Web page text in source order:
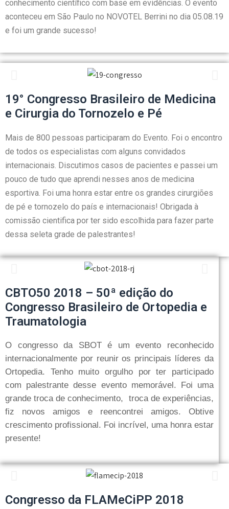
conhecimento científico com base em evidências. O evento
aconteceu em São Paulo no NOVOTEL Berrini no dia 05.08.19
e foi um grande sucesso!
19° Congresso Brasileiro de Medicina
e Cirurgia do Tornozelo e Pé
Mais de 800 pessoas participaram do Evento. Foi o encontro
de todos os especialistas com alguns convidados
internacionais. Discutimos casos de pacientes e passei um
pouco de tudo que aprendi nesses anos de medicina
esportiva. Foi uma honra estar entre os grandes cirurgiões
de pé e tornozelo do país e internacionais! Obrigada à
comissão cientifica por ter sido escolhida para fazer parte
dessa seleta grade de palestrantes!
CBTO50 2018 – 50ª edição do
Congresso Brasileiro de Ortopedia e
Traumatologia
O congresso da SBOT é um evento reconhecido
internacionalmente por reunir os principais líderes da
Ortopedia. Tenho muito orgulho por ter participado
com palestrante desse evento memorável. Foi uma
grande troca de conhecimento, troca de experiências,
fiz novos amigos e reencontrei amigos. Obtive
crescimento profissional. Foi incrível, uma honra estar
presente!
Congresso da FLAMeCiPP 2018